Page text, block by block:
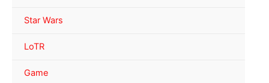
Star Wars
LoTR
Game